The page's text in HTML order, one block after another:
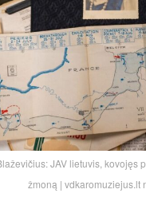
JAV lietuvis, kovojęs
žmoną | vdkaromuziejus.lt